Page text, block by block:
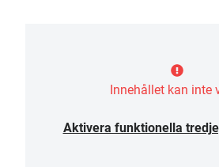
Innehållet kan inte
Aktivera funktionella